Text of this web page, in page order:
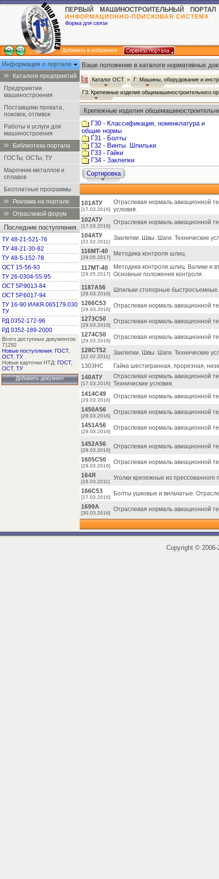
ПЕРВЫЙ МАШИНОСТРОИТЕЛЬНЫЙ ПОРТАЛ
ИНФОРМАЦИОННО-ПОИСКОВАЯ СИСТЕМА
Форма для связи
Добавить в избранное
Информация о портале
Каталоги предприятий
Предприятия
машиностроения
Поставщики проката,
поковок, отливок
Работы и услуги для
машиностроения
Библиотека портала
ГОСТы, ОСТы, ТУ
Марочник металлов и
сплавов
Бесплатные программы
Реклама на портале
Отраслевой форум
Последние поступления
ТУ 48-21-521-76
ТУ 48-21-30-82
ТУ 48-5-152-78
ОСТ 15-56-93
ТУ 26-0304-55-95
ОСТ 5Р.9013-84
ОСТ 5Р.6017-94
ТУ 16-90 ИАКЯ.065179.030
ТУ
РД 0352-172-96
РД 0352-189-2000
Всего доступных документов:
71292
Новые поступления: ГОСТ,
ОСТ, ТУ
Новые карточки НТД: ГОСТ,
ОСТ, ТУ
Добавить документ
Ваше положение в каталоге нормативных
Каталог ОСТ Г: Машины, оборудование и
Г3: Крепежные изделия общемашиностроительного
Крепежные изделия
Г30 - Классификация, номенклатура и
общие нормы
Г31 - Болты
Г32 - Винты. Шпильки
Г33 - Гайки
Г34 - Заклепки
Сортировка
101АТУ
[17.03.2016]
Отраслевая нормаль авиационной
условия.
102АТУ
[17.03.2016]
Отраслевая нормаль авиационной
104АТУ
[22.02.2011]
Заклепки. Швы. Шаги. Технические
116МТ-40
[29.05.2017]
Методика контроля шлиц.
117МТ-40
[29.05.2017]
Методика контроля шлиц. Валики и
Основные положения контроля.
1187А56
[28.03.2016]
Шпильки стопорные
1266С53
[29.03.2016]
Отраслевая нормаль авиационной
1273С50
[29.03.2016]
Отраслевая нормаль авиационной
1274С50
[29.03.2016]
Отраслевая нормаль авиационной
128СТ52
[22.02.2011]
Заклепки. Швы. Шаги. Технические
1303НС
Гайка шестигранная, прорезная,
140АТУ
[17.03.2016]
Отраслевая нормаль авиационной
Технические условия.
1414С49
[29.03.2016]
Отраслевая нормаль авиационной
1450А56
[29.03.2016]
Отраслевая нормаль авиационной
1451А56
[29.03.2016]
Отраслевая нормаль авиационной
1452А56
[29.03.2016]
Отраслевая нормаль авиационной
1605С50
[29.03.2016]
Отраслевая нормаль авиационной
164Я
[16.03.2011]
Уголки крепежные из
166С53
[17.03.2016]
Болты ушковые и вильчатые.
1699А
[30.03.2016]
Отраслевая нормаль авиационной
Copyright ©